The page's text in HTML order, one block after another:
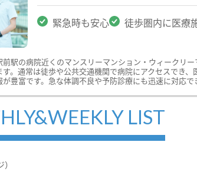
緊急時も安心 徒歩圏内に医療
前駅の病院近くのマンスリーマンション・ウィークリ
。通常は徒歩や公共交通機関で病院にアクセスでき
豊富です。急な体調不良や予防診療にも迅速に対応で
LIST